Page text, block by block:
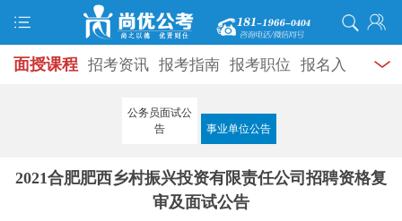
面授课程 招考资讯 报考指南 报考职位 报名入
成绩查询 面试公告
模拟试题 历年真题
政热点 视频课堂 学员风采 名师团队 考试专题
公务员面试公
告
事业单位公告
2021合肥肥西乡村振兴投资有限责任公司招聘资格复
审及面试公告